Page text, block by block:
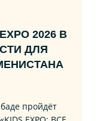
2026 В
ДЛЯ
пройдёт